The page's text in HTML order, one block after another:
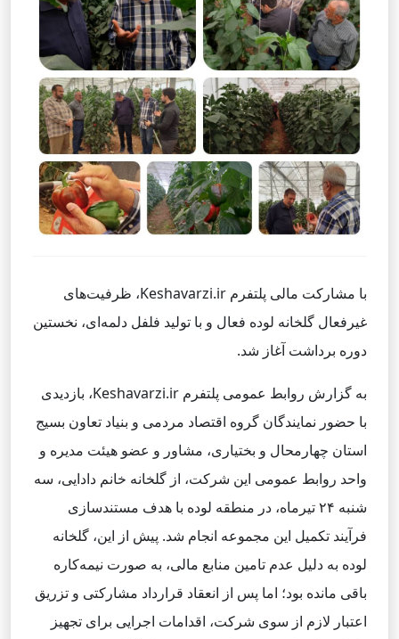
با مشارکت مالی پلتفرم Keshavarzi.ir، ظرفیت‌های
غیرفعال گلخانه لوده فعال و با تولید فلفل دلمه‌ای، نخستین
دوره برداشت آغاز شد.
به گزارش روابط عمومی پلتفرم Keshavarzi.ir، بازدیدی
با حضور نمایندگان گروه اقتصاد مردمی و بنیاد تعاون بسیج
استان چهارمحال و بختیاری، مشاور و عضو هیئت مدیره و
واحد روابط عمومی این شرکت، از گلخانه خانم دادایی، سه
شنبه ۲۴ تیرماه، در منطقه لوده با هدف مستندسازی
فرآیند تکمیل این مجموعه انجام شد. پیش از این، گلخانه
لوده به دلیل عدم تامین منابع مالی، به صورت نیمه‌کاره
باقی مانده بود؛ اما پس از انعقاد قرارداد مشارکتی و تزریق
اعتبار لازم از سوی شرکت، اقدامات اجرایی برای تجهیز